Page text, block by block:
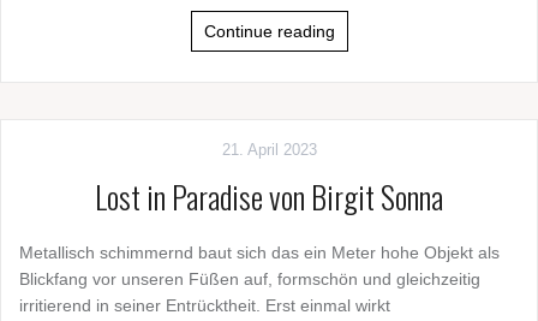
Continue reading
21. April 2023
Lost in Paradise von Birgit Sonna
Metallisch schimmernd baut sich das ein Meter hohe Objekt als
Blickfang vor unseren Füßen auf, formschön und gleichzeitig
irritierend in seiner Entrücktheit. Erst einmal wirkt